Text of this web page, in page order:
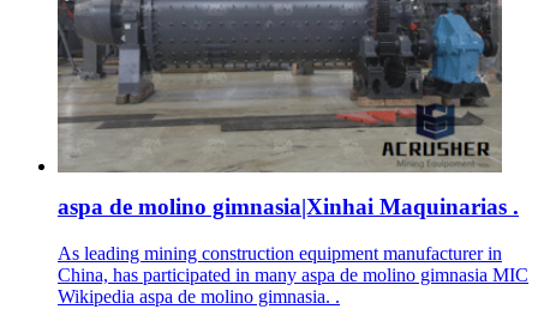
aspa de molino gimnasia|Xinhai Maquinarias .
As leading mining construction equipment manufacturer in
China, has participated in many aspa de molino gimnasia MIC
Wikipedia aspa de molino gimnasia. .